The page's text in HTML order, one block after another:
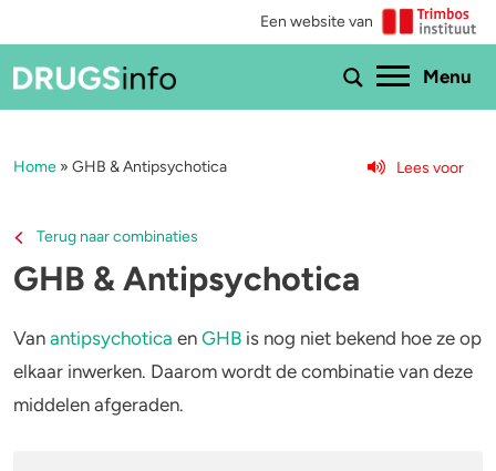
Een website van
Menu
Menu
XTC / MDMA
Cocaïne
Aantoonbaarheid
Zwangerschap
Home » GHB & Antipsychotica Lees voor
Terug naar combinaties
GHB & Antipsychotica
Van antipsychotica en GHB is nog niet bekend hoe ze op
elkaar inwerken. Daarom wordt de combinatie van deze
middelen afgeraden.